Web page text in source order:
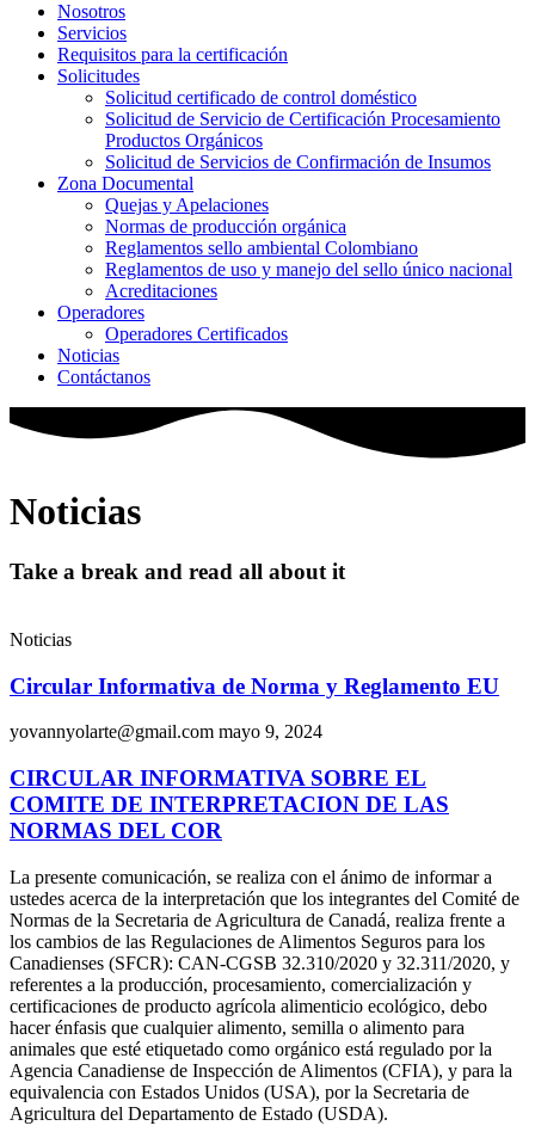
Nosotros
Servicios
Requisitos para la certificación
Solicitudes
Solicitud certificado de control doméstico
Solicitud de Servicio de Certificación Procesamiento
Productos Orgánicos
Solicitud de Servicios de Confirmación de Insumos
Zona Documental
Quejas y Apelaciones
Normas de producción orgánica
Reglamentos sello ambiental Colombiano
Reglamentos de uso y manejo del sello único nacional
Acreditaciones
Operadores
Operadores Certificados
Noticias
Contáctanos
Noticias
Take a break and read all about it
Noticias
Circular Informativa de Norma y Reglamento EU
yovannyolarte@gmail.com mayo 9, 2024
CIRCULAR INFORMATIVA SOBRE EL
COMITE DE INTERPRETACION DE LAS
NORMAS DEL COR
La presente comunicación, se realiza con el ánimo de informar a
ustedes acerca de la interpretación que los integrantes del Comité de
Normas de la Secretaria de Agricultura de Canadá, realiza frente a
los cambios de las Regulaciones de Alimentos Seguros para los
Canadienses (SFCR): CAN-CGSB 32.310/2020 y 32.311/2020, y
referentes a la producción, procesamiento, comercialización y
certificaciones de producto agrícola alimenticio ecológico, debo
hacer énfasis que cualquier alimento, semilla o alimento para
animales que esté etiquetado como orgánico está regulado por la
Agencia Canadiense de Inspección de Alimentos (CFIA), y para la
equivalencia con Estados Unidos (USA), por la Secretaria de
Agricultura del Departamento de Estado (USDA).